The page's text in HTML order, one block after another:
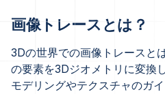
画像トレースとは？
3Dの世界での画像トレースと
の要素を3Dジオメトリに変換
モデリングやテクスチャのガ